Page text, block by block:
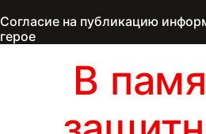
Согласие на публикацию
герое
В